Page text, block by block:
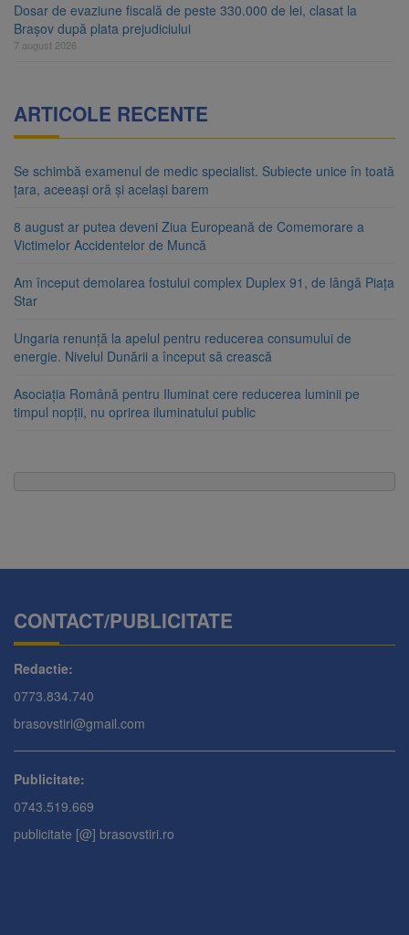
Dosar de evaziune fiscală de peste 330.000 de lei, clasat la
Brașov după plata prejudiciului
7 august 2026
ARTICOLE RECENTE
Se schimbă examenul de medic specialist. Subiecte unice în toată
țara, aceeași oră și același barem
8 august ar putea deveni Ziua Europeană de Comemorare a
Victimelor Accidentelor de Muncă
Am început demolarea fostului complex Duplex 91, de lângă Piața
Star
Ungaria renunță la apelul pentru reducerea consumului de
energie. Nivelul Dunării a început să crească
Asociația Română pentru Iluminat cere reducerea luminii pe
timpul nopții, nu oprirea iluminatului public
CONTACT/PUBLICITATE
Redactie:
0773.834.740
brasovstiri@gmail.com
Publicitate:
0743.519.669
publicitate [@] brasovstiri.ro